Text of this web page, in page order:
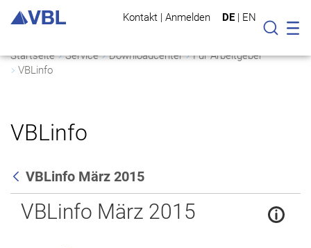
Kontakt | Anmelden DE | EN
Suche
Startseite Service Downloadcenter
Für Arbeitgeber
VBLinfo
VBLinfo
Zurück
VBLinfo März 2015
VBLinfo März 2015